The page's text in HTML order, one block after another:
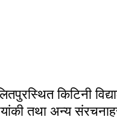
आधारित पुनस्थापना सहयाेग
किटिनी
तथा अन्य